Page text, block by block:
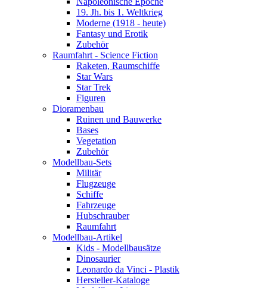
19. Jh. bis 1. Weltkrieg
Moderne (1918 - heute)
Fantasy und Erotik
Zubehör
Raumfahrt - Science Fiction
Raketen, Raumschiffe
Star Wars
Star Trek
Figuren
Dioramenbau
Ruinen und Bauwerke
Bases
Vegetation
Zubehör
Modellbau-Sets
Militär
Flugzeuge
Schiffe
Fahrzeuge
Hubschrauber
Raumfahrt
Modellbau-Artikel
Kids - Modellbausätze
Dinosaurier
Leonardo da Vinci - Plastik
Hersteller-Kataloge